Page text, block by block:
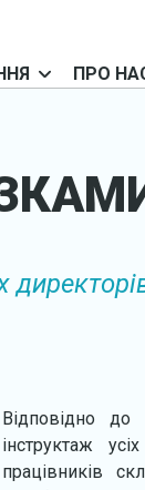
ПРО
Відповідно до
інструктаж
працівників